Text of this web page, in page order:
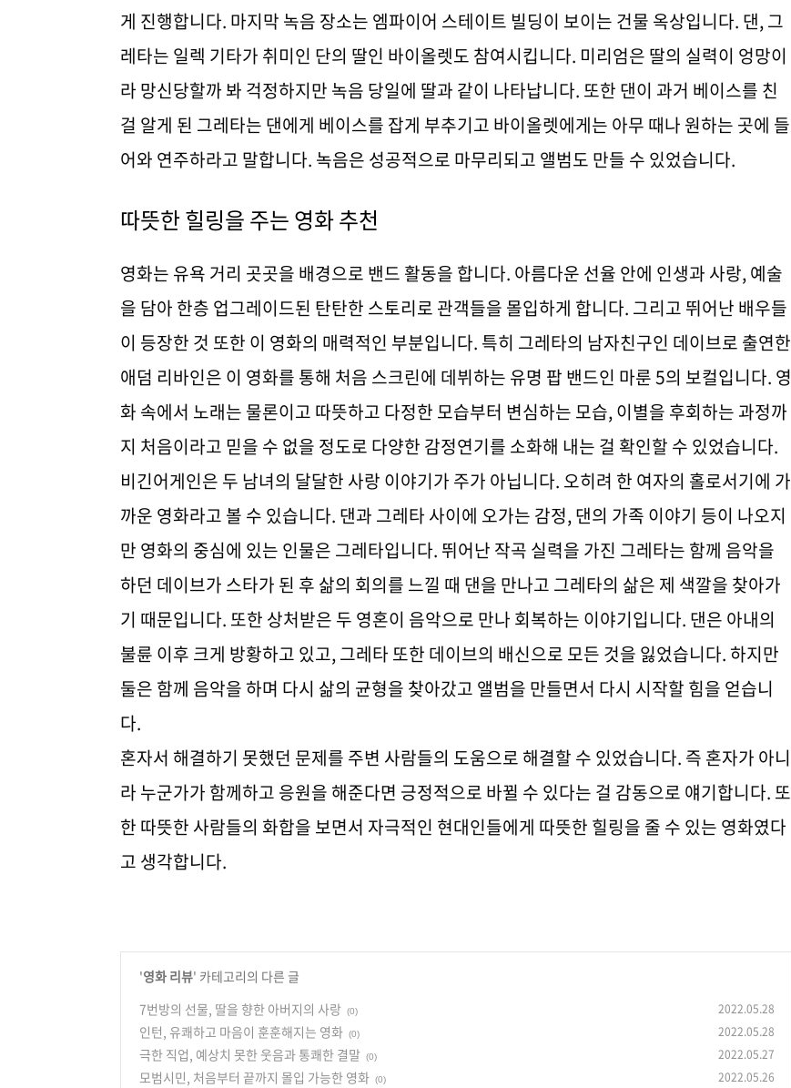
게 진행합니다. 마지막 녹음 장소는 엠파이어 스테이트 빌딩이 보이는 건물 옥상입니다. 댄, 그
레타는 일렉 기타가 취미인 단의 딸인 바이올렛도 참여시킵니다. 미리엄은 딸의 실력이 엉망이
라 망신당할까 봐 걱정하지만 녹음 당일에 딸과 같이 나타납니다. 또한 댄이 과거 베이스를 친
걸 알게 된 그레타는 댄에게 베이스를 잡게 부추기고 바이올렛에게는 아무 때나 원하는 곳에 들
어와 연주하라고 말합니다. 녹음은 성공적으로 마무리되고 앨범도 만들 수 있었습니다.
따뜻한 힐링을 주는 영화 추천
영화는 유욕 거리 곳곳을 배경으로 밴드 활동을 합니다. 아름다운 선율 안에 인생과 사랑, 예술
을 담아 한층 업그레이드된 탄탄한 스토리로 관객들을 몰입하게 합니다. 그리고 뛰어난 배우들
이 등장한 것 또한 이 영화의 매력적인 부분입니다. 특히 그레타의 남자친구인 데이브로 출연한
애덤 리바인은 이 영화를 통해 처음 스크린에 데뷔하는 유명 팝 밴드인 마룬 5의 보컬입니다. 영
화 속에서 노래는 물론이고 따뜻하고 다정한 모습부터 변심하는 모습, 이별을 후회하는 과정까
지 처음이라고 믿을 수 없을 정도로 다양한 감정연기를 소화해 내는 걸 확인할 수 있었습니다.
비긴어게인은 두 남녀의 달달한 사랑 이야기가 주가 아닙니다. 오히려 한 여자의 홀로서기에 가
까운 영화라고 볼 수 있습니다. 댄과 그레타 사이에 오가는 감정, 댄의 가족 이야기 등이 나오지
만 영화의 중심에 있는 인물은 그레타입니다. 뛰어난 작곡 실력을 가진 그레타는 함께 음악을
하던 데이브가 스타가 된 후 삶의 회의를 느낄 때 댄을 만나고 그레타의 삶은 제 색깔을 찾아가
기 때문입니다. 또한 상처받은 두 영혼이 음악으로 만나 회복하는 이야기입니다. 댄은 아내의
불륜 이후 크게 방황하고 있고, 그레타 또한 데이브의 배신으로 모든 것을 잃었습니다. 하지만
둘은 함께 음악을 하며 다시 삶의 균형을 찾아갔고 앨범을 만들면서 다시 시작할 힘을 얻습니
다.
혼자서 해결하기 못했던 문제를 주변 사람들의 도움으로 해결할 수 있었습니다. 즉 혼자가 아니
라 누군가가 함께하고 응원을 해준다면 긍정적으로 바뀔 수 있다는 걸 감동으로 얘기합니다. 또
한 따뜻한 사람들의 화합을 보면서 자극적인 현대인들에게 따뜻한 힐링을 줄 수 있는 영화였다
고 생각합니다.
'영화 리뷰' 카테고리의 다른 글
7번방의 선물, 딸을 향한 아버지의 사랑 (0) 2022.05.28
인턴, 유쾌하고 마음이 훈훈해지는 영화 (0) 2022.05.28
극한 직업, 예상치 못한 웃음과 통쾌한 결말 (0) 2022.05.27
모범시민, 처음부터 끝까지 몰입 가능한 영화 (0) 2022.05.26